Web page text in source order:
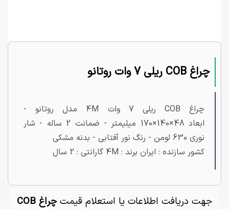
چراغ COB ریلی 7 وات روتانو
چراغ COB ریلی 7 وات 4M مدل روتانو -
ابعاد 48×140×170 میلیمتر - ضمانت 2 ساله - شار
نوری 630 لومن - رنگ نور آفتابی - بدنه مشکی
کشور سازنده : ایران برند : 4M گارانتی : 2 سال
جهت دریافت اطلاعات یا استعلام قیمت
چراغ COB